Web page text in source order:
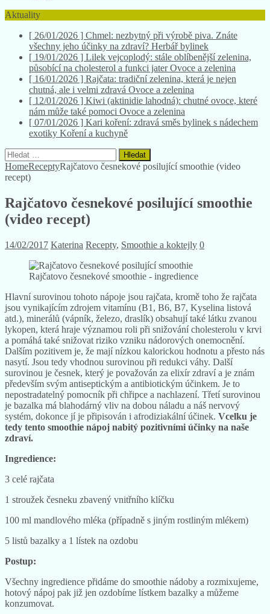
Aktuality
[ 26/01/2026 ] Chmel: nezbytný při výrobě piva. Znáte
všechny jeho účinky na zdraví? Herbář bylinek
[ 19/01/2026 ] Lilek vejcoplodý: stále oblíbenější zelenina,
působící na cholesterol a funkci jaterOvoce a zelenina
[ 16/01/2026 ] Rajčata: tradiční zelenina, která je nejen
chutná, ale i velmi zdravá Ovoce a zelenina
[ 12/01/2026 ] Kiwi (aktinidie lahodná): chutné ovoce, které
nám může také pomoci Ovoce a zelenina
[ 07/01/2026 ] Kari koření: zdravá směs bylinek s nádechem
exotiky Koření a kuchyně
Vyhledávání
HomeReceptyRajčatovo česnekové posilující smoothie (video
recept)
Rajčatovo česnekové posilující smoothie
(video recept)
14/02/2017 Katerina Recepty, Smoothie a koktejly 0
Rajčatovo česnekové smoothie - ingredience
Hlavní surovinou tohoto nápoje jsou rajčata, kromě toho že rajčata
jsou vynikajícím zdrojem vitamínu (B1, B6, B7, Kyselina listová
atd.), minerálů (vápník, železo, draslík) obsahují také látku zvanou
lykopen, která hraje významou roli při snižování cholesterolu v krvi
a pomáhá také snižovat riziko vzniku nádorových onemocnění.
Dalším pozitivem je, že mají nízkou kalorickou hodnotu a přesto nás
nasytí. Jsou tedy vhodnou surovinou při redukci váhy. Další
surovinou je česnek, který je považován za elixír zdraví a je znám
především svým antiseptickým a antibiotickým účinkem. Je to
nepostradatelný pomocník při chřipce a nachlazení. Třetí surovinou
je bazalka má blahodárný vliv na dobou náladu a náš nervový
systém, dokonce jí je připisován i afrodiziakální účinek. Vcelku je
tedy tento smoothie nápoj nabitý pozitivními účinky na naše
zdraví.
Ingredience:
3 celé rajčata
1 stroužek česneku zbavený vnitřního klíčku
100 ml mandlového mléka (případně s jiným rostliným mlékem)
5 listů bazalky a 1 lístek na ozdobu
Postup:
Všechny ingredience přidáme do smoothie nádoby a rozmixujeme,
hotový nápoj pak již jen ozdobíme lístkem bazalky a můžeme
konzumovat.